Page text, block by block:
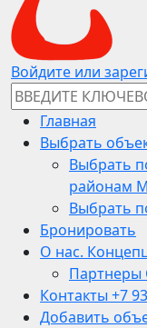
Войдите или
Главная
Выбрать
Выбрать
районам
Выбрать
Бронировать
О нас.
Партнеры
Контакты +7
Добавить